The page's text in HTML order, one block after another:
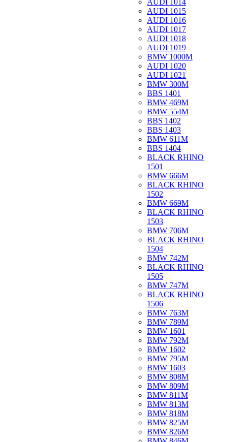
AUDI 1014
AUDI 1015
AUDI 1016
AUDI 1017
AUDI 1018
AUDI 1019
BMW 1000M
AUDI 1020
AUDI 1021
BMW 300M
BBS 1401
BMW 469M
BMW 554M
BBS 1402
BBS 1403
BMW 611M
BBS 1404
BLACK RHINO
1501
BMW 666M
BLACK RHINO
1502
BMW 669M
BLACK RHINO
1503
BMW 706M
BLACK RHINO
1504
BMW 742M
BLACK RHINO
1505
BMW 747M
BLACK RHINO
1506
BMW 763M
BMW 789M
BMW 1601
BMW 792M
BMW 1602
BMW 795M
BMW 1603
BMW 808M
BMW 809M
BMW 811M
BMW 813M
BMW 818M
BMW 825M
BMW 826M